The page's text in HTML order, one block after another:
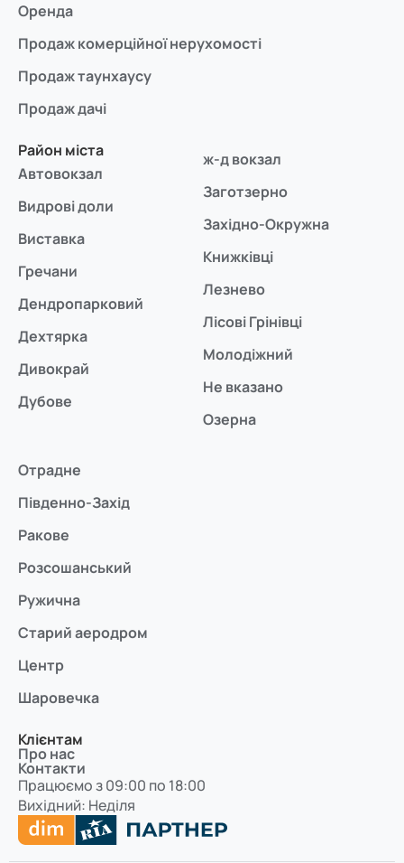
Оренда
Продаж комерційної нерухомості
Продаж таунхаусу
Продаж дачі
Район міста
Автовокзал
Видрові доли
Виставка
Гречани
Дендропарковий
Дехтярка
Дивокрай
Дубове
ж-д вокзал
Заготзерно
Західно-Окружна
Книжківці
Лезнево
Лісові Грінівці
Молодіжний
Не вказано
Озерна
Отрадне
Південно-Захід
Ракове
Розсошанський
Ружична
Старий аеродром
Центр
Шаровечка
Клієнтам
Про нас
Контакти
Працюємо з 09:00 по 18:00
Вихідний: Неділя